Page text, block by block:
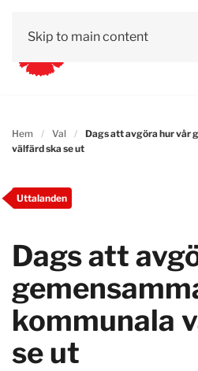
Skip to main content
Hem Val
Dags att avgöra hur vår
välfärd ska se ut
Uttalanden
Dags att
kommunala
se ut